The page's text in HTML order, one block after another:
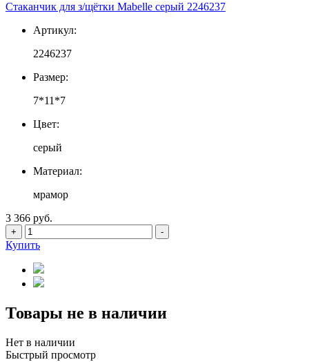
Стаканчик для з/щётки Mabelle серый 2246237
Артикул:
2246237
Размер:
7*11*7
Цвет:
серый
Материал:
мрамор
3 366 руб.
+ -
Купить
Товары не в наличии
Нет в наличии
Быстрый просмотр